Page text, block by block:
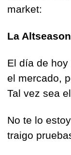
market:
La Altseason
El día de
el mercado,
Tal vez sea
No te lo
traigo